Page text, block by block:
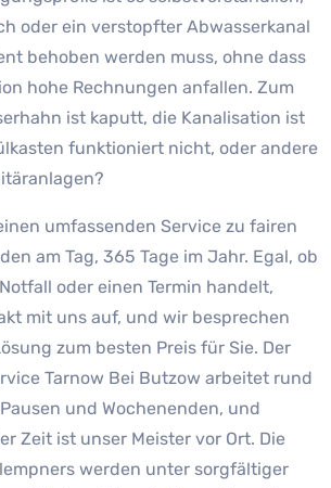
oder ein verstopfter Abwasserkanal
behoben werden muss, ohne dass
hohe Rechnungen anfallen. Zum
ist kaputt, die Kanalisation ist
funktioniert nicht, oder andere
umfassenden Service zu fairen
am Tag, 365 Tage im Jahr. Egal, ob
oder einen Termin handelt,
mit uns auf, und wir besprechen
zum besten Preis für Sie. Der
Tarnow Bei Butzow arbeitet rund
und Wochenenden, und
Zeit ist unser Meister vor Ort. Die
werden unter sorgfältiger